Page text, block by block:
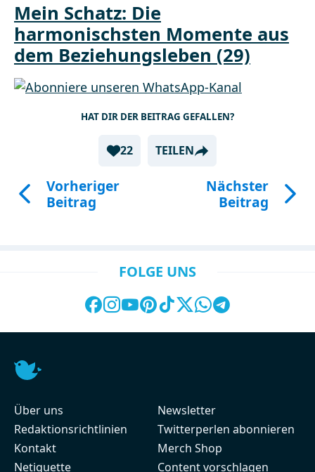
Mein Schatz: Die
harmonischsten Momente aus
dem Beziehungsleben (29)
HAT DIR DER BEITRAG GEFALLEN?
22 TEILEN
Vorheriger
Beitrag
Nächster
Beitrag
FOLGE UNS
Über uns
Redaktionsrichtlinien
Kontakt
Netiquette
Newsletter
Twitterperlen abonnieren
Merch Shop
Content vorschlagen